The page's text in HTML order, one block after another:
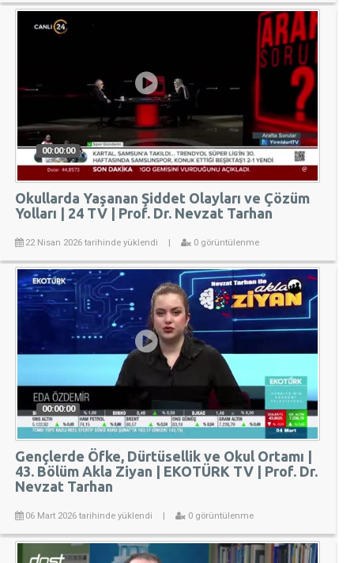
00:00:00
Okullarda Yaşanan Şiddet Olayları ve Çözüm
Yolları | 24 TV | Prof. Dr. Nevzat Tarhan
22 Nisan 2026 tarihinde yüklendi | 0 görüntülenme
00:00:00
Gençlerde Öfke, Dürtüsellik ve Okul Ortamı |
43. Bölüm Akla Ziyan | EKOTÜRK TV | Prof. Dr.
Nevzat Tarhan
06 Mart 2026 tarihinde yüklendi 0 görüntülenme